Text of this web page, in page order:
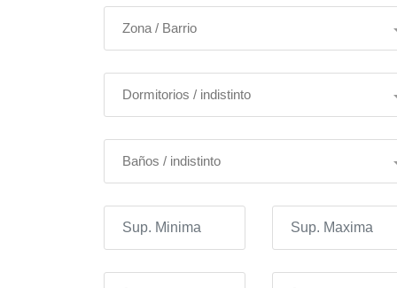
Zona / Barrio
Dormitorios / indistinto
Baños / indistinto